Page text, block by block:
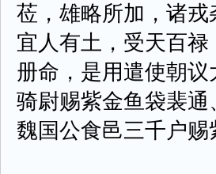
莅，雄略所加，诸
宜人有土，受天百
册命，是用遣使朝
骑尉赐紫金鱼袋裴
魏国公食邑三千户赐